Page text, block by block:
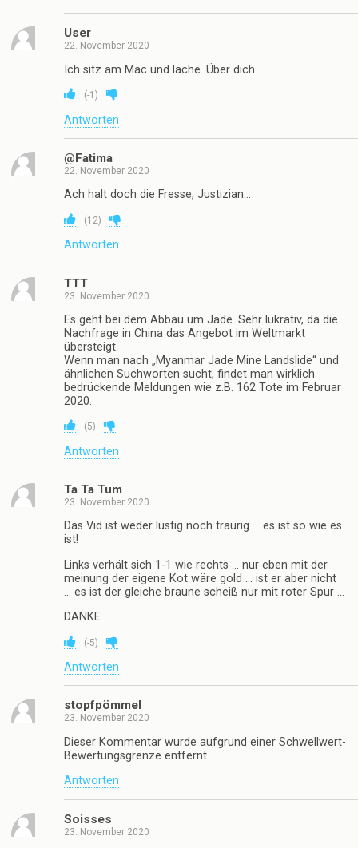
User
22. November 2020
Ich sitz am Mac und lache. Über dich.
(-1 )
Antworten
@Fatima
22. November 2020
Ach halt doch die Fresse, Justizian…
(12)
Antworten
TTT
23. November 2020
Es geht bei dem Abbau um Jade. Sehr lukrativ, da die
Nachfrage in China das Angebot im Weltmarkt
übersteigt.
Wenn man nach „Myanmar Jade Mine Landslide“ und
ähnlichen Suchworten sucht, findet man wirklich
bedrückende Meldungen wie z.B. 162 Tote im Februar
2020.
(5)
Antworten
Ta Ta Tum
23. November 2020
Das Vid ist weder lustig noch traurig … es ist so wie es
ist!
Links verhält sich 1-1 wie rechts … nur eben mit der
meinung der eigene Kot wäre gold … ist er aber nicht
… es ist der gleiche braune scheiß nur mit roter Spur …
DANKE
(-5)
Antworten
stopfpömmel
23. November 2020
Dieser Kommentar wurde aufgrund einer Schwellwert-
Bewertungsgrenze entfernt.
Antworten
Soisses
23. November 2020